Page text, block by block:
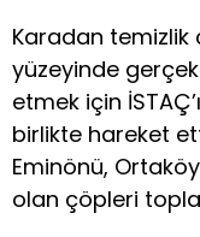
Karadan temizlik
yüzeyinde
etmek için
birlikte hareket
Eminönü,
olan çöpleri